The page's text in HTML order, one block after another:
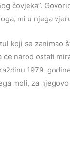
čovjeka”.
mi u njega
koji se zanimao
narod ostati
1979.
moli, za